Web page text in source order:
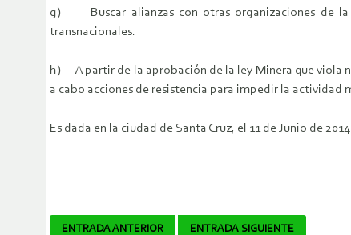
g) Buscar alianzas con otras organizaciones de la
transnacionales.
h) A partir de la aprobación de la ley Minera que viola
a cabo acciones de resistencia para impedir la actividad
Es dada en la ciudad de Santa Cruz, el 11 de Junio de 2014
ENTRADA ANTERIOR ENTRADA SIGUIENTE